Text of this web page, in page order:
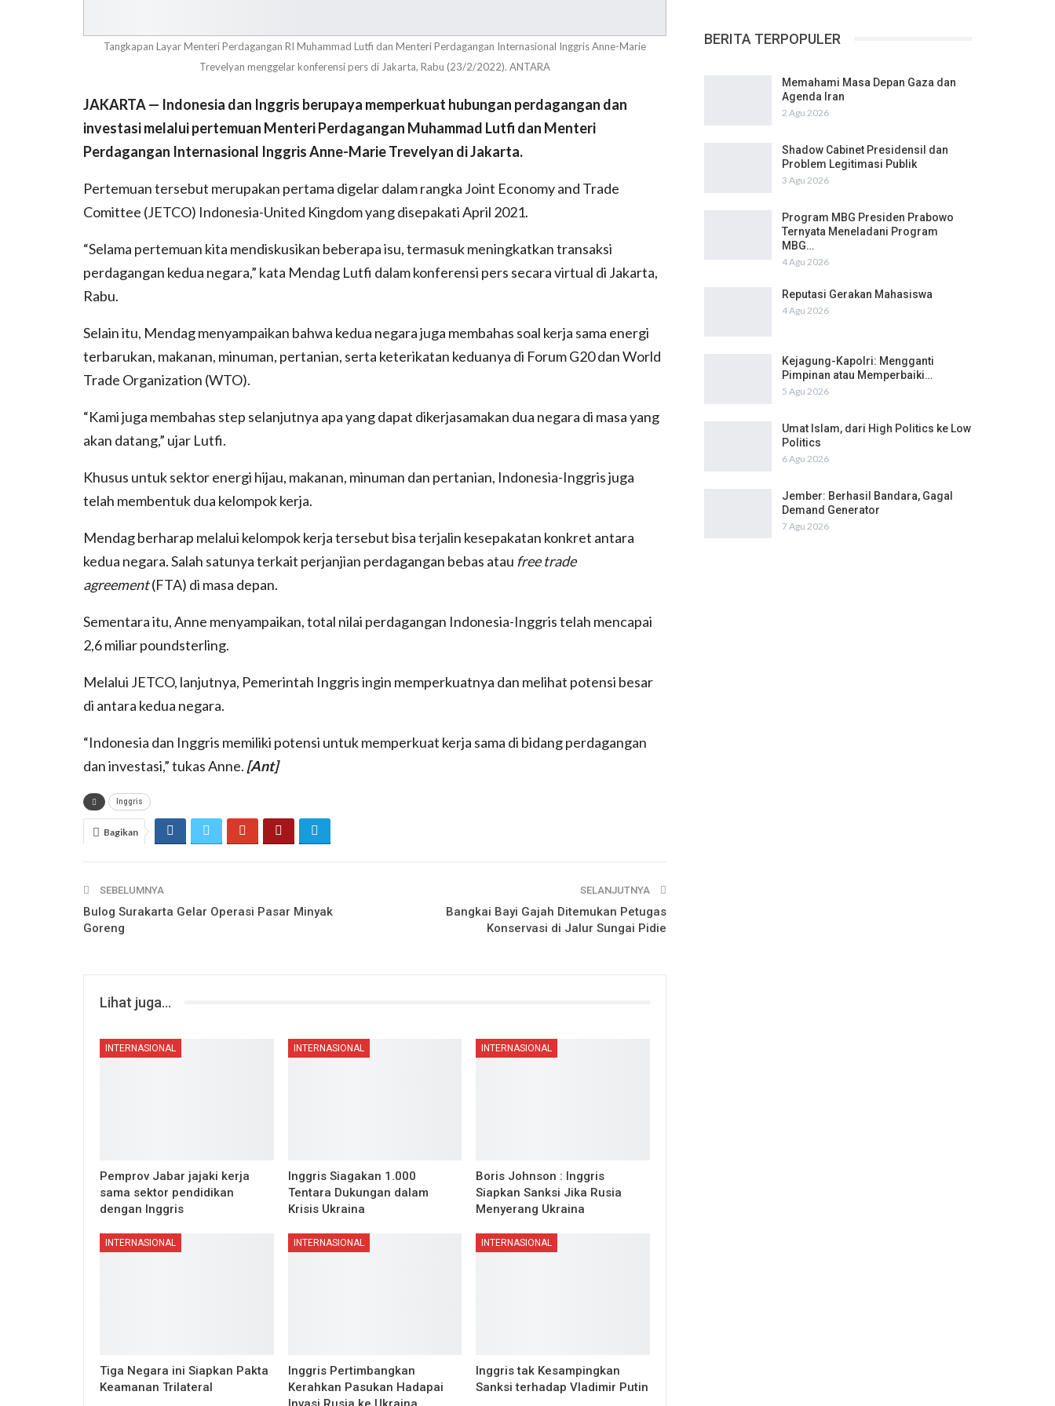
Tangkapan Layar Menteri Perdagangan RI Muhammad Lutfi dan Menteri Perdagangan Internasional Inggris Anne-Marie
Trevelyan menggelar konferensi pers di Jakarta, Rabu (23/2/2022). ANTARA
JAKARTA — Indonesia dan Inggris berupaya memperkuat hubungan perdagangan dan
investasi melalui pertemuan Menteri Perdagangan Muhammad Lutfi dan Menteri
Perdagangan Internasional Inggris Anne-Marie Trevelyan di Jakarta.
Pertemuan tersebut merupakan pertama digelar dalam rangka Joint Economy and Trade
Comittee (JETCO) Indonesia-United Kingdom yang disepakati April 2021.
“Selama pertemuan kita mendiskusikan beberapa isu, termasuk meningkatkan transaksi
perdagangan kedua negara,” kata Mendag Lutfi dalam konferensi pers secara virtual di Jakarta,
Rabu.
Selain itu, Mendag menyampaikan bahwa kedua negara juga membahas soal kerja sama energi
terbarukan, makanan, minuman, pertanian, serta keterikatan keduanya di Forum G20 dan World
Trade Organization (WTO).
“Kami juga membahas step selanjutnya apa yang dapat dikerjasamakan dua negara di masa yang
akan datang,” ujar Lutfi.
Khusus untuk sektor energi hijau, makanan, minuman dan pertanian, Indonesia-Inggris juga
telah membentuk dua kelompok kerja.
Mendag berharap melalui kelompok kerja tersebut bisa terjalin kesepakatan konkret antara
kedua negara. Salah satunya terkait perjanjian perdagangan bebas atau free trade
agreement(FTA) di masa depan.
Sementara itu, Anne menyampaikan, total nilai perdagangan Indonesia-Inggris telah mencapai
2,6 miliar poundsterling.
Melalui JETCO, lanjutnya, Pemerintah Inggris ingin memperkuatnya dan melihat potensi besar
di antara kedua negara.
“Indonesia dan Inggris memiliki potensi untuk memperkuat kerja sama di bidang perdagangan
dan investasi,” tukas Anne​​​​​​. [Ant]
Inggris
Bagikan
SEBELUMNYA
Bulog Surakarta Gelar Operasi Pasar Minyak
Goreng
SELANJUTNYA
Bangkai Bayi Gajah Ditemukan Petugas
Konservasi di Jalur Sungai Pidie
Lihat juga...
INTERNASIONAL
Pemprov Jabar jajaki kerja
sama sektor pendidikan
dengan Inggris
INTERNASIONAL
Inggris Siagakan 1.000
Tentara Dukungan dalam
Krisis Ukraina
INTERNASIONAL
Boris Johnson : Inggris
Siapkan Sanksi Jika Rusia
Menyerang Ukraina
INTERNASIONAL
Tiga Negara ini Siapkan Pakta
Keamanan Trilateral
INTERNASIONAL
Inggris Pertimbangkan
Kerahkan Pasukan Hadapai
INTERNASIONAL
Inggris tak Kesampingkan
Sanksi terhadap Vladimir Putin
BERITA TERPOPULER
Memahami Masa Depan Gaza dan
Agenda Iran
2 Agu 2026
Shadow Cabinet Presidensil dan
Problem Legitimasi Publik
3 Agu 2026
Program MBG Presiden Prabowo
Ternyata Meneladani Program
MBG…
4 Agu 2026
Reputasi Gerakan Mahasiswa
4 Agu 2026
Kejagung-Kapolri: Mengganti
Pimpinan atau Memperbaiki…
5 Agu 2026
Umat Islam, dari High Politics ke Low
Politics
6 Agu 2026
Jember: Berhasil Bandara, Gagal
Demand Generator
7 Agu 2026